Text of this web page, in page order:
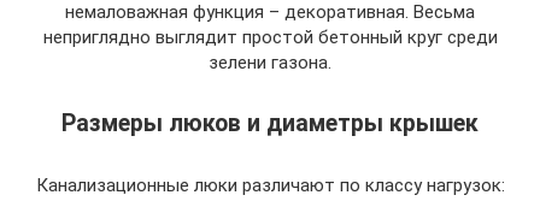
немаловажная функция – декоративная. Весьма
неприглядно выглядит простой бетонный круг среди
зелени газона.
Размеры люков и диаметры крышек
Канализационные люки различают по классу нагрузок: